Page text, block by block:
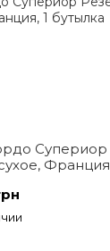
Супериор
Франция